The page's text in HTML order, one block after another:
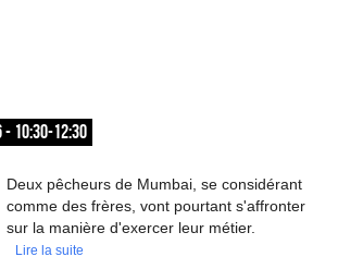
- 10:30-12:30
Deux pêcheurs de Mumbai, se considérant
comme des frères, vont pourtant s'affronter
sur la manière d'exercer leur métier.
Lire la suite